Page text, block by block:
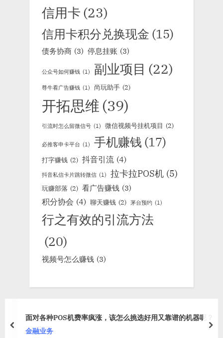
信用卡 (23)
信用卡积分兑换现金 (15)
债务协商 (3) 停息挂账 (3)
公众号如何赚钱 (1) 副业项目 (22)
尊牛看广告赚钱 (1) 尚玩助手 (2)
开拓思维 (39)
引流时怎么留微信号 (1) 微信视频号挂机项目 (2)
必推客申卡平台 (1) 手机赚钱 (17)
打字赚钱 (2) 抖音引流 (4)
抖音私信卡片跳转微信 (1) 拉卡拉POS机 (5)
玩赚部落 (2) 看广告赚钱 (3)
积分协会 (4) 聊天赚钱 (2) 茅台预约 (1)
行之有效的引流方法
(20)
视频号怎么赚钱 (3)
加爆微信的51个引流钩子，缺流量的来！
引流方法
prev